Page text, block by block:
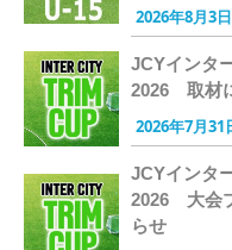
2026年8月3日
JCYインタ
2026 取材
2026年7月31
JCYインタ
2026 大会
らせ